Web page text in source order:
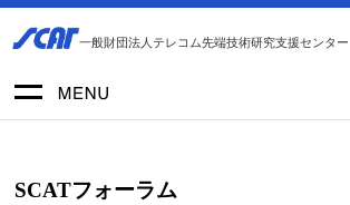
一般財団法人テレコム先端技術研究支援センター
SCATフォーラム